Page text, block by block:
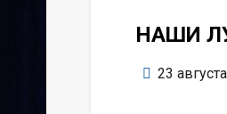
НАШИ
23